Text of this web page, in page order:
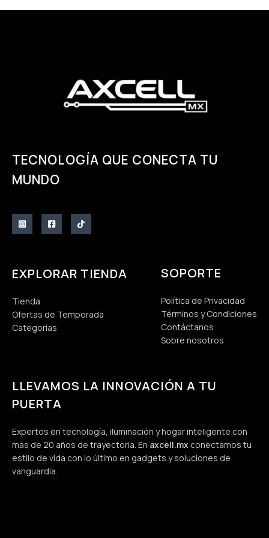
TECNOLOGÍA QUE CONECTA TU
MUNDO
EXPLORAR TIENDA
Tienda
Ofertas de Temporada
Categorías
SOPORTE
Política de Privacidad
Términos y Condiciones
Contáctanos
Sobre nosotros
LLEVAMOS LA INNOVACIÓN A TU
PUERTA
Expertos en tecnología, iluminación y hogar inteligente con
más de 20 años de trayectoria. En axcell.mx conectamos tu
estilo de vida con lo último en gadgets y soluciones de
vanguardia.